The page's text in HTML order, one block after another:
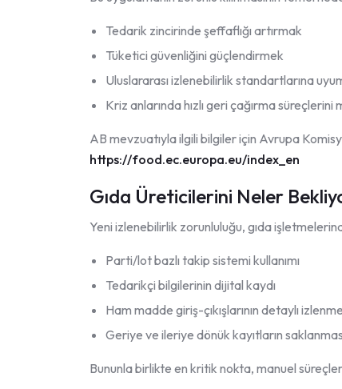
Tedarik zincirinde şeffaflığı artırmak
Tüketici güvenliğini güçlendirmek
Uluslararası izlenebilirlik standartlarına
Kriz anlarında hızlı geri çağırma süreçlerini
AB mevzuatıyla ilgili bilgiler için Avrupa
https://food.ec.europa.eu/index_en
Gıda Üreticilerini Neler
Yeni izlenebilirlik zorunluluğu, gıda
Parti/lot bazlı takip sistemi kullanımı
Tedarikçi bilgilerinin dijital kaydı
Ham madde giriş-çıkışlarının detaylı
Geriye ve ileriye dönük kayıtların
Bununla birlikte en kritik nokta, manuel